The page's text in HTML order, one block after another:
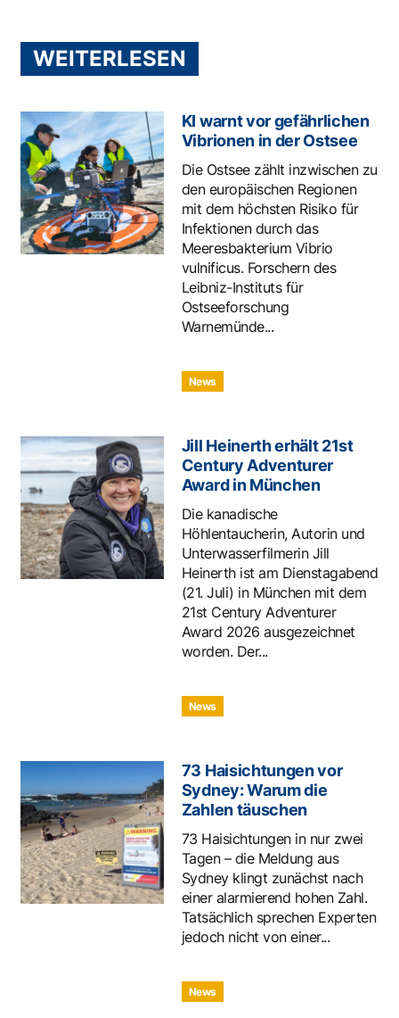
WEITERLESEN
KI warnt vor gefährlichen
Vibrionen in der Ostsee
Die Ostsee zählt inzwischen zu
den europäischen Regionen
mit dem höchsten Risiko für
Infektionen durch das
Meeresbakterium Vibrio
vulnificus. Forschern des
Leibniz-Instituts für
Ostseeforschung
Warnemünde...
News
Jill Heinerth erhält 21st
Century Adventurer
Award in München
Die kanadische
Höhlentaucherin, Autorin und
Unterwasserfilmerin Jill
Heinerth ist am Dienstagabend
(21. Juli) in München mit dem
21st Century Adventurer
Award 2026 ausgezeichnet
worden. Der...
News
73 Haisichtungen vor
Sydney: Warum die
Zahlen täuschen
73 Haisichtungen in nur zwei
Tagen – die Meldung aus
Sydney klingt zunächst nach
einer alarmierend hohen Zahl.
Tatsächlich sprechen Experten
jedoch nicht von einer...
News